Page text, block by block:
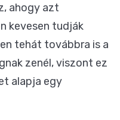
ahogy azt
kevesen tudják
tehát továbbra is a
zenél, viszont ez
alapja egy